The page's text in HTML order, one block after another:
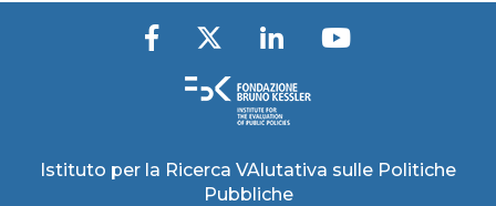
Istituto per la Ricerca VAlutativa sulle Politiche
Pubbliche